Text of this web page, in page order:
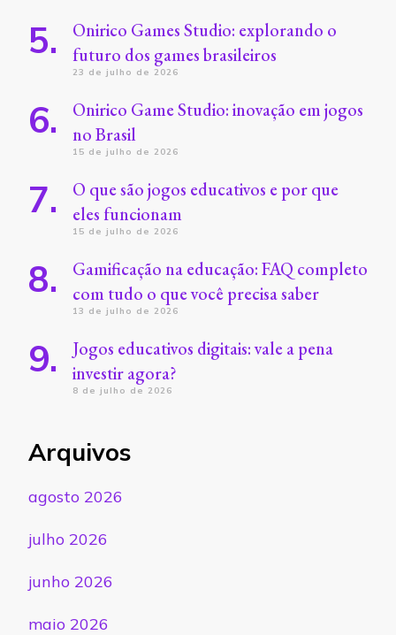
Onirico Games Studio: explorando o
futuro dos games brasileiros
23 de julho de 2026
Onirico Game Studio: inovação em jogos
no Brasil
15 de julho de 2026
O que são jogos educativos e por que
eles funcionam
15 de julho de 2026
Gamificação na educação: FAQ completo
com tudo o que você precisa saber
13 de julho de 2026
Jogos educativos digitais: vale a pena
investir agora?
8 de julho de 2026
Arquivos
agosto 2026
julho 2026
junho 2026
maio 2026